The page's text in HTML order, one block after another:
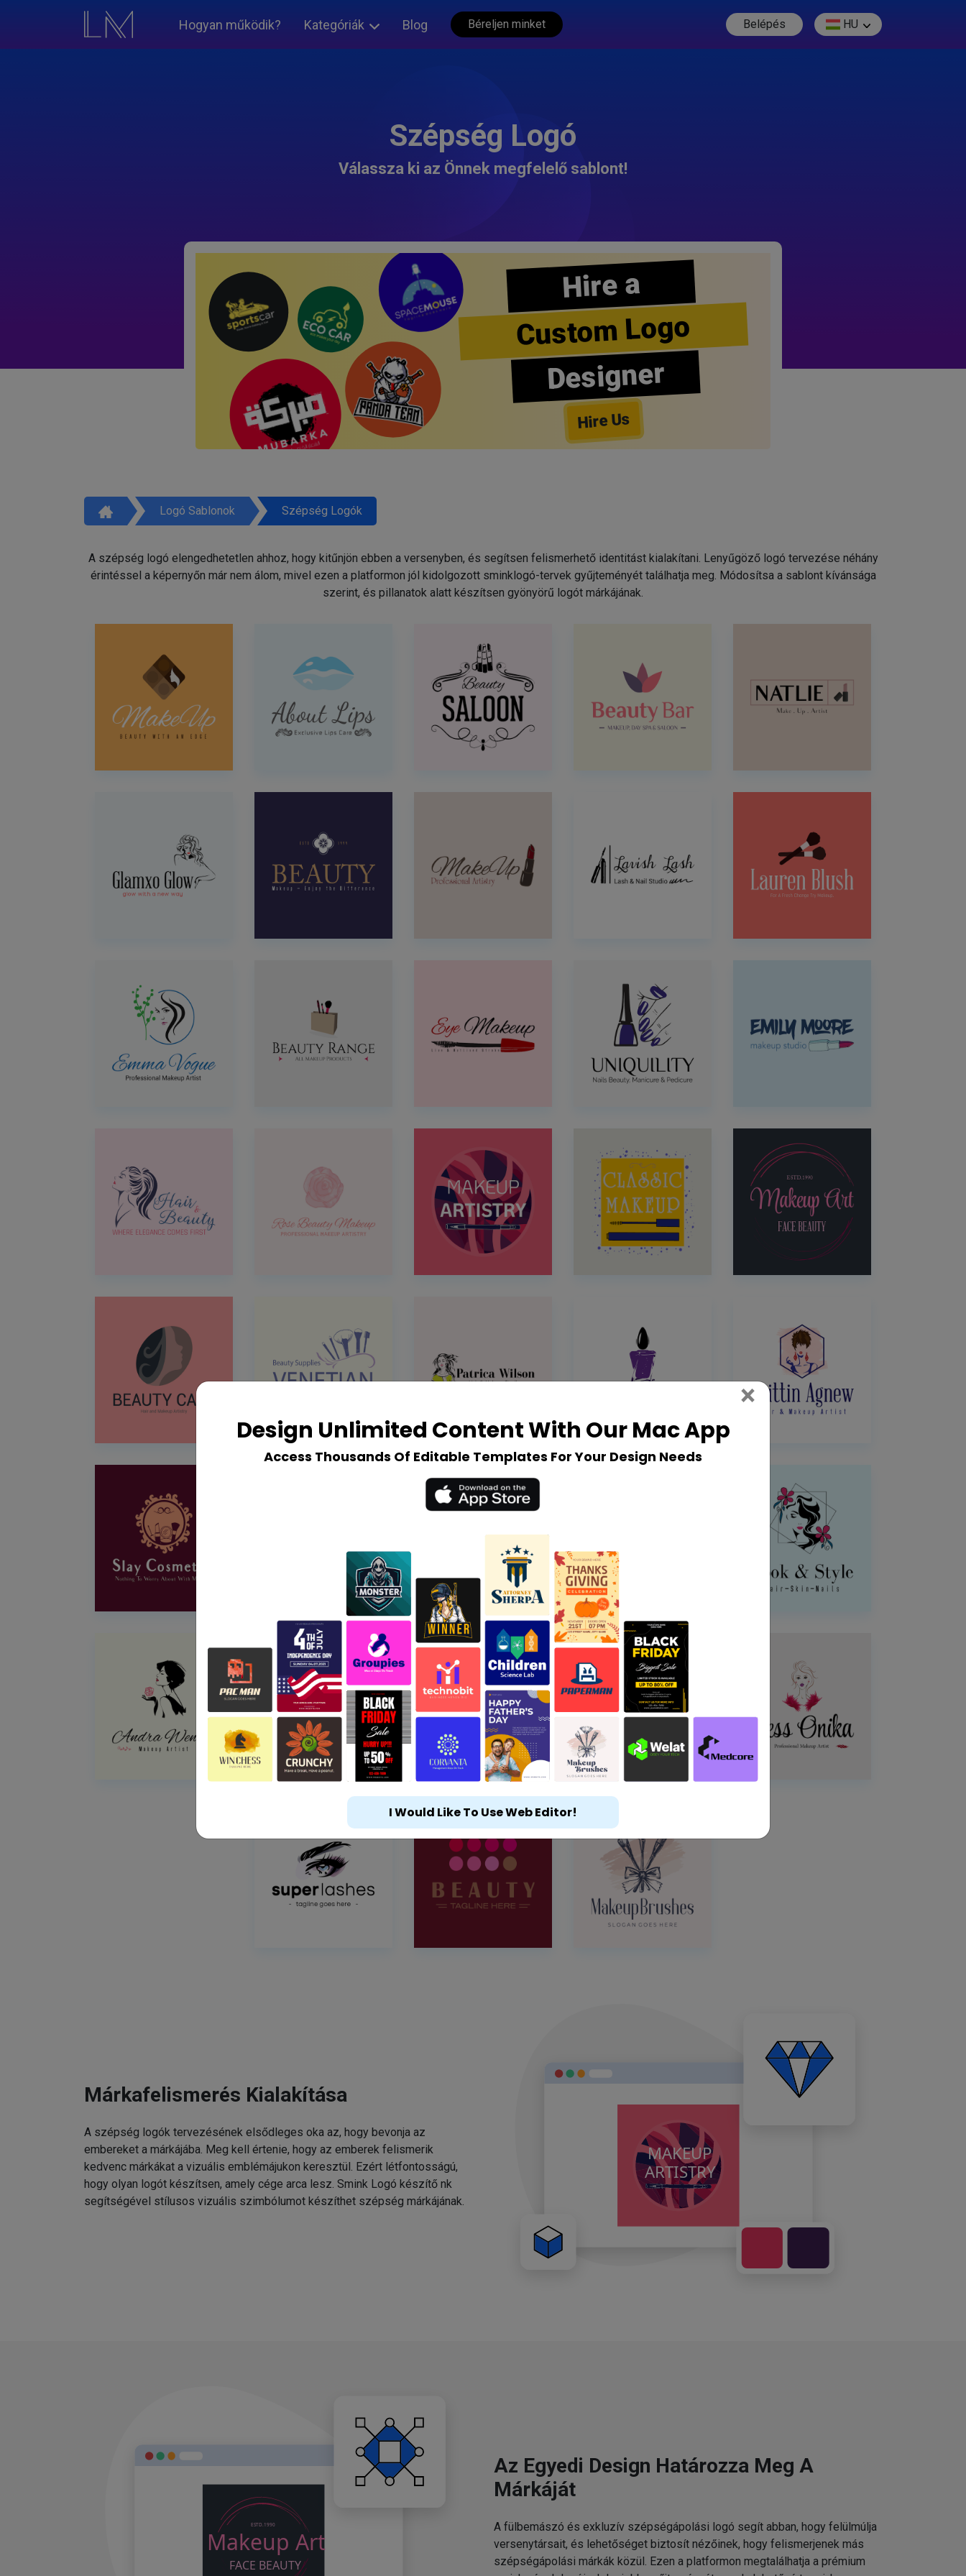
Hogyan működik? Kategóriák Blog Béreljen minket Belépés HU
Szépség Logó
Válassza ki az Önnek megfelelő sablont!
Hire a
Custom Logo
Designer
Hire Us
Logó Sablonok Szépség Logók
A szépség logó elengedhetetlen ahhoz, hogy kitűnjön ebben a versenyben, és segítsen felismerhető identitást kialakítani. Lenyűgöző logó tervezése néhány
érintéssel a képernyőn már nem álom, mivel ezen a platformon jól kidolgozott sminklogó-tervek gyűjteményét találhatja meg. Módosítsa a sablont kívánsága
szerint, és pillanatok alatt készítsen gyönyörű logót márkájának.
Márkafelismerés Kialakítása
A szépség logók tervezésének elsődleges oka az, hogy bevonja az
embereket a márkájába. Meg kell értenie, hogy az emberek felismerik
kedvenc márkákat a vizuális emblémájukon keresztül. Ezért létfontosságú,
hogy olyan logót készítsen, amely cége arca lesz. Smink Logó készítő nk
segítségével stílusos vizuális szimbólumot készíthet szépség márkájának.
Az Egyedi Design Határozza Meg A
Márkáját
A fülbemászó és exkluzív szépségápolási logó segít abban, hogy felülmúlja
versenytársait, és lehetőséget biztosít nézőinek, hogy felismerjenek más
szépségápolási márkák közül. Ezen a platformon megtalálhatja a prémium
Design Unlimited Content With Our Mac App
Access Thousands Of Editable Templates For Your Design Needs
× Close
I Would Like To Use Web Editor!